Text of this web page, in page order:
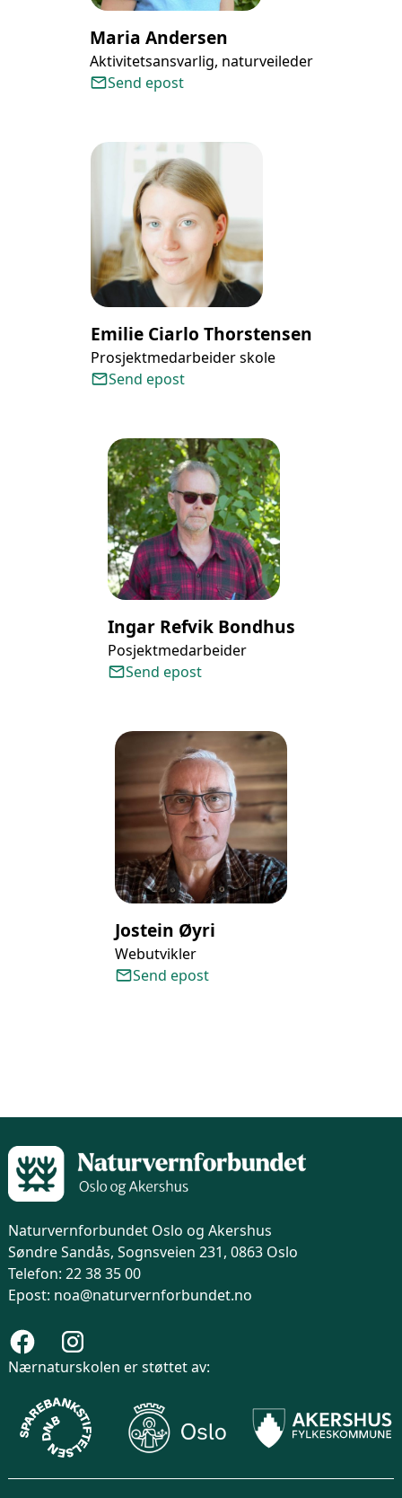
Maria Andersen
Aktivitetsansvarlig, naturveileder
Send epost
Emilie Ciarlo Thorstensen
Prosjektmedarbeider skole
Send epost
Ingar Refvik Bondhus
Posjektmedarbeider
Send epost
Jostein Øyri
Webutvikler
Send epost
Naturvernforbundet Oslo og Akershus
Søndre Sandås, Sognsveien 231, 0863 Oslo
Telefon: 22 38 35 00
Epost: noa@naturvernforbundet.no
Nærnaturskolen er støttet av: